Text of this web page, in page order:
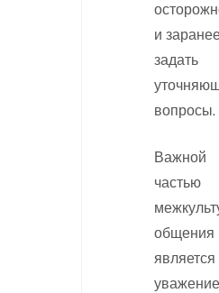
и
задать
вопросы.
Важной
частью
общения
является